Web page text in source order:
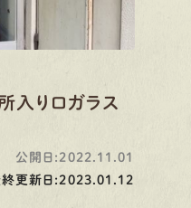
り口ガラス
公開日:2022.11.01
終更新日:2023.01.12